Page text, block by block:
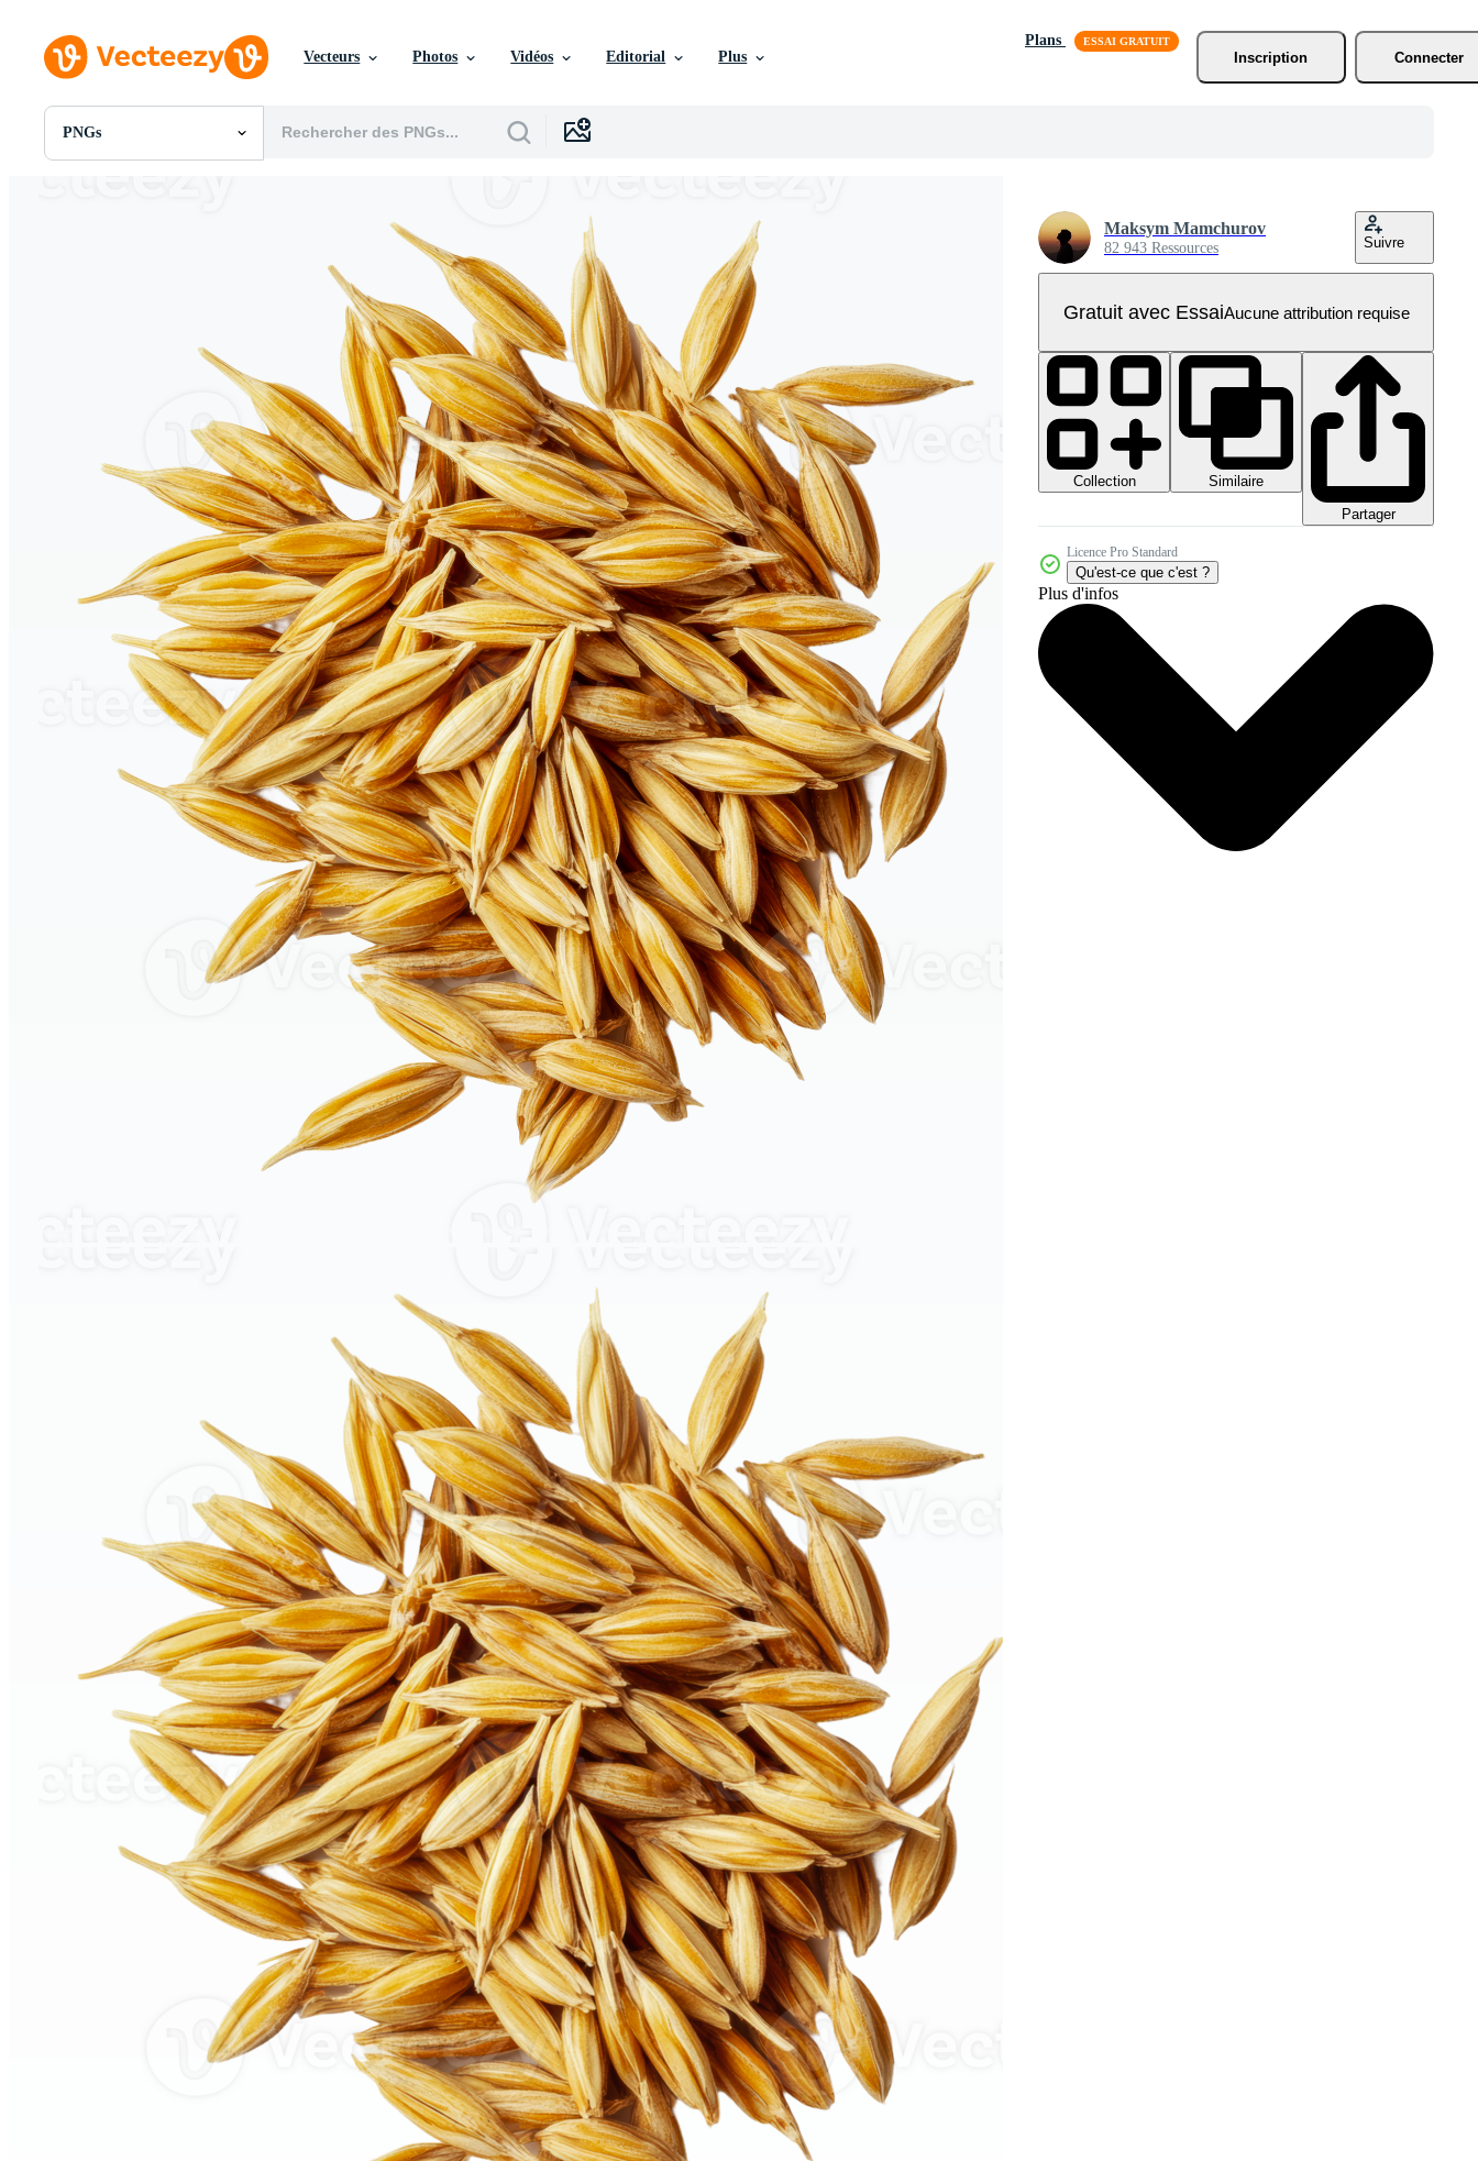
Vecteurs Photos Vidéos Editorial Plus
Plans
Inscription
Connecter
PNGs
Toutes Images
Images Éditoriales
Événements Éditoriaux
Maksym Mamchurov
82 943 Ressources Suivre
Gratuit avec EssaiAucune attribution requise
Collection
Similaire
Partager
Licence Pro Standard
Qu'est-ce que c'est ?
Plus d'infos